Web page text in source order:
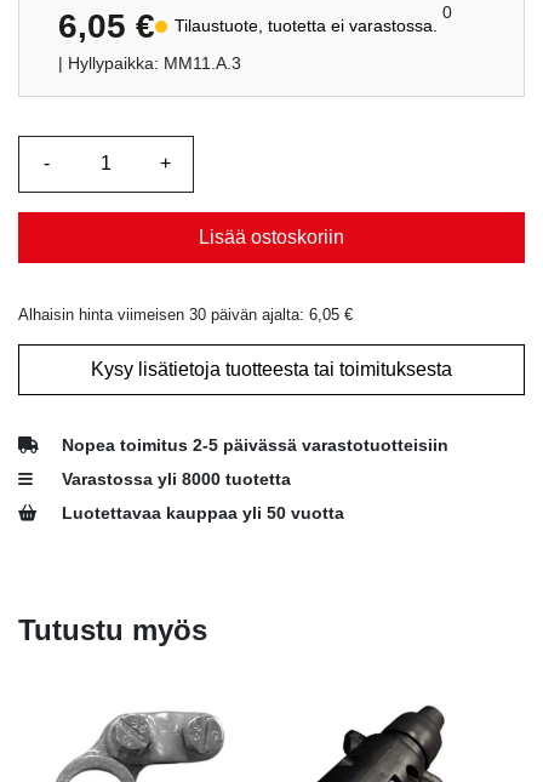
6,05 € Tilaustuote, tuotetta ei varastossa.
0
| Hyllypaikka: MM11.A.3
Lisää ostoskoriin
Alhaisin hinta viimeisen 30 päivän ajalta: 6,05 €
Kysy lisätietoja tuotteesta tai toimituksesta
Nopea toimitus 2-5 päivässä varastotuotteisiin
Varastossa yli 8000 tuotetta
Luotettavaa kauppaa yli 50 vuotta
Tutustu myös